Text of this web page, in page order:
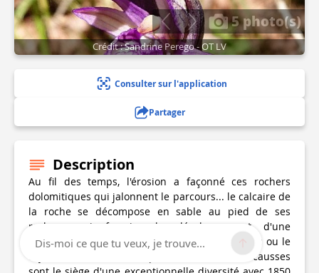
5 photo(s)
Crédit : Sandrine Perego - OT LV
Consulter sur l'application
Partager
Description
Au fil des temps, l'érosion a façonné ces rochers
dolomitiques qui jalonnent le parcours... le calcaire de
la roche se décompose en sable au pied de ses
rochers qui favorise le développement d'une
végétation spécifique comme l'aster des causses ou le
thym des dolomies...Les pelouses sèches des causses
Dis-moi ce que tu veux, je trouve...